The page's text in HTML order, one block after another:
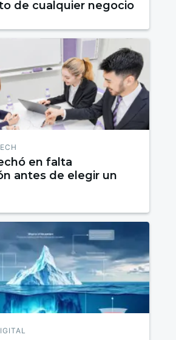
de cualquier negocio
en falta
antes de elegir un